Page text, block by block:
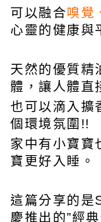
可以融合嗅覺
心靈的健康與
天然的優質精
體，讓人體直
也可以滴入擴
個環境氛圍!!
家中有小寶寶
寶更好入睡。
這篇分享的是
慶推出的”經典